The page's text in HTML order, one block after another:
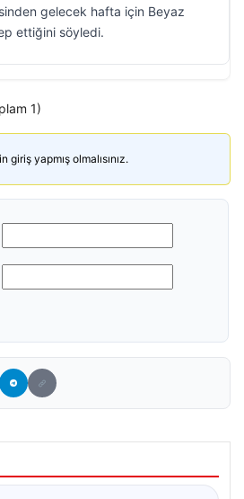
gelecek hafta için Beyaz
ettiğini söyledi.
1)
yapmış olmalısınız.